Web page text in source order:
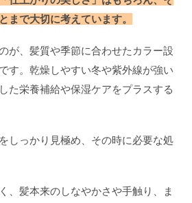
まで大切に考えています。
が、髪質や季節に合わせたカラー設
す。乾燥しやすい冬や紫外線が強い
た栄養補給や保湿ケアをプラスする
しっかり見極め、その時に必要な処
、髪本来のしなやかさや手触り、ま